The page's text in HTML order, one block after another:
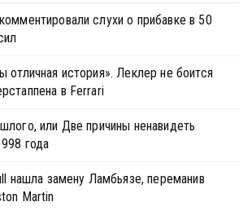
слухи о прибавке в 50
отличная история». Леклер не боится
в Ferrari
или Две причины ненавидеть
года
нашла замену Ламбьязе, переманив
Martin